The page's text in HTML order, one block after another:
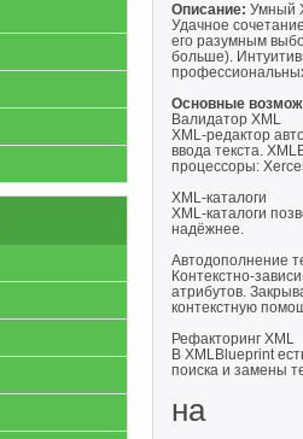
Описание: Умный
Удачное
его разумным
больше).
Основные
Валидатор XML
XML-редактор
ввода текста.
процессоры:
XML-каталоги
XML-каталоги
надёжнее.
Автодополнение
Контекстно-
атрибутов.
контекстную
Рефакторинг XML
В XMLBlueprint
поиска и замены
на